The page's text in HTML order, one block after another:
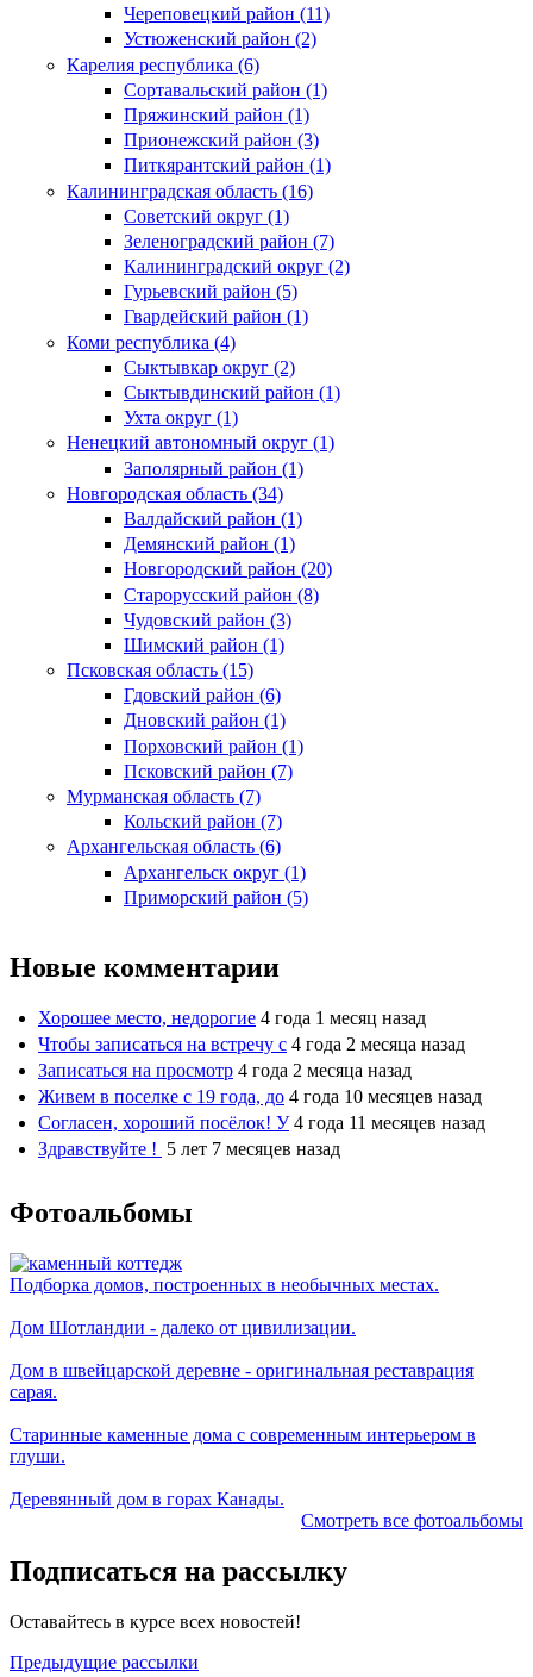
Череповецкий район (11)
Устюженский район (2)
Карелия республика (6)
Сортавальский район (1)
Пряжинский район (1)
Прионежский район (3)
Питкярантский район (1)
Калининградская область (16)
Советский округ (1)
Зеленоградский район (7)
Калининградский округ (2)
Гурьевский район (5)
Гвардейский район (1)
Коми республика (4)
Сыктывкар округ (2)
Сыктывдинский район (1)
Ухта округ (1)
Ненецкий автономный округ (1)
Заполярный район (1)
Новгородская область (34)
Валдайский район (1)
Демянский район (1)
Новгородский район (20)
Старорусский район (8)
Чудовский район (3)
Шимский район (1)
Псковская область (15)
Гдовский район (6)
Дновский район (1)
Порховский район (1)
Псковский район (7)
Мурманская область (7)
Кольский район (7)
Архангельская область (6)
Архангельск округ (1)
Приморский район (5)
Новые комментарии
Хорошее место, недорогие 4 года 1 месяц назад
Чтобы записаться на встречу с 4 года 2 месяца назад
Записаться на просмотр 4 года 2 месяца назад
Живем в поселке с 19 года, до 4 года 10 месяцев назад
Согласен, хороший посёлок! У 4 года 11 месяцев назад
Здравствуйте ! 5 лет 7 месяцев назад
Фотоальбомы
Подборка домов, построенных в необычных местах.
Дом Шотландии - далеко от цивилизации.
Дом в швейцарской деревне - оригинальная реставрация
сарая.
Старинные каменные дома с современным интерьером в
глуши.
Деревянный дом в горах Канады.
Смотреть все фотоальбомы
Подписаться на рассылку
Оставайтесь в курсе всех новостей!
Предыдущие рассылки